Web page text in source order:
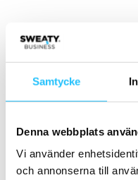
Samtycke
Denna webbplats
Vi använder
och annonserna till
Samarbete
2026-03-02